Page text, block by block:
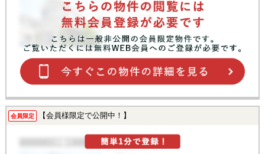
会員限定 【会員様限定で公開中！】